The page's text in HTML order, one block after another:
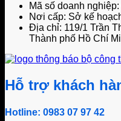
Mã số doanh
Nơi cấp: Sở kế
Địa chỉ: 119/1 Trần
Thành phố Hồ Chí
Hỗ trợ khách
Hotline: 0983 07 97 42